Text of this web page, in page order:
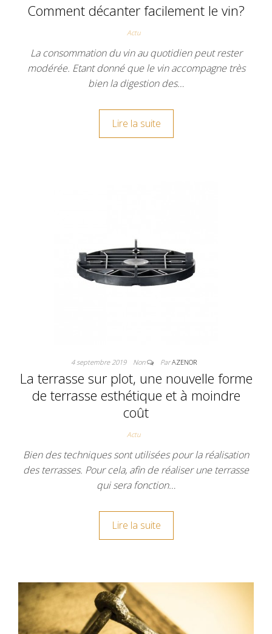
Comment décanter facilement le vin?
Actu
La consommation du vin au quotidien peut rester
modérée. Etant donné que le vin accompagne très
bien la digestion des…
Lire la suite
4 septembre 2019 Non ParAZENOR
La terrasse sur plot, une nouvelle forme
de terrasse esthétique et à moindre
coût
Actu
Bien des techniques sont utilisées pour la réalisation
des terrasses. Pour cela, afin de réaliser une terrasse
qui sera fonction…
Lire la suite